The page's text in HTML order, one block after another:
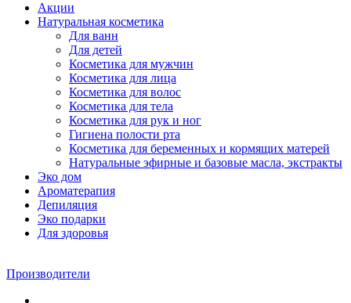
Акции
Натуральная косметика
Для ванн
Для детей
Косметика для мужчин
Косметика для лица
Косметика для волос
Косметика для тела
Косметика для рук и ног
Гигиена полости рта
Косметика для беременных и кормящих матерей
Натуральные эфирные и базовые масла, экстракты
Эко дом
Ароматерапия
Депиляция
Эко подарки
Для здоровья
Производители